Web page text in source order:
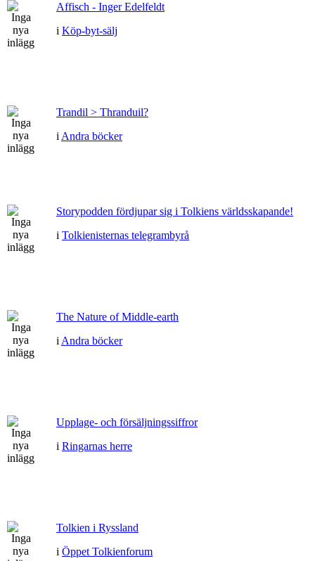
Affisch - Inger Edelfeldt
i Köp-byt-sälj
Trandil > Thranduil?
i Andra böcker
Storypodden fördjupar sig i Tolkiens världsskapande!
i Tolkienisternas telegrambyrå
The Nature of Middle-earth
i Andra böcker
Upplage- och försäljningssiffror
i Ringarnas herre
Tolkien i Ryssland
i Öppet Tolkienforum